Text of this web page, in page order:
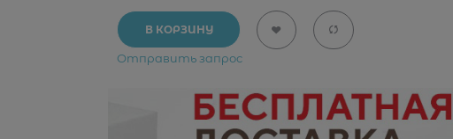
В КОРЗИНУ
Отправить запрос